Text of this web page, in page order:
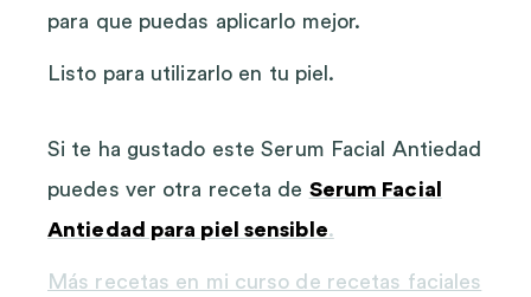
para que puedas aplicarlo mejor.
Listo para utilizarlo en tu piel.
Si te ha gustado este Serum Facial Antiedad
puedes ver otra receta de Serum Facial
Antiedad para piel sensible.
Más recetas en mi curso de recetas faciales